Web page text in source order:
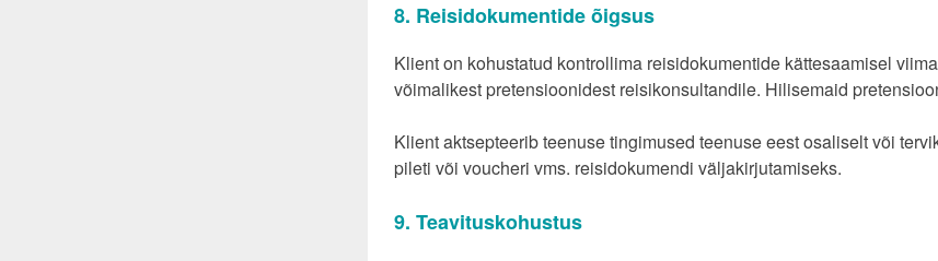
8. Reisidokumentide õigsus
Klient on kohustatud kontrollima reisidokumentide kättesaamisel
võimalikest pretensioonidest reisikonsultandile. Hilisemaid
Klient aktsepteerib teenuse tingimused teenuse eest osaliselt või
pileti või voucheri vms. reisidokumendi väljakirjutamiseks.
9. Teavituskohustus